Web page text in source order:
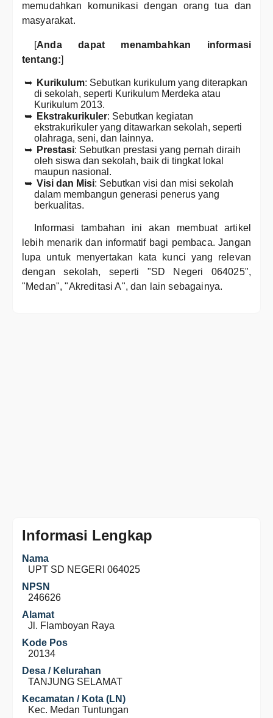
memudahkan komunikasi dengan orang tua dan
masyarakat.
[Anda dapat menambahkan informasi
tentang:]
Kurikulum: Sebutkan kurikulum yang diterapkan
di sekolah, seperti Kurikulum Merdeka atau
Kurikulum 2013.
Ekstrakurikuler: Sebutkan kegiatan
ekstrakurikuler yang ditawarkan sekolah, seperti
olahraga, seni, dan lainnya.
Prestasi: Sebutkan prestasi yang pernah diraih
oleh siswa dan sekolah, baik di tingkat lokal
maupun nasional.
Visi dan Misi: Sebutkan visi dan misi sekolah
dalam membangun generasi penerus yang
berkualitas.
Informasi tambahan ini akan membuat artikel
lebih menarik dan informatif bagi pembaca. Jangan
lupa untuk menyertakan kata kunci yang relevan
dengan sekolah, seperti "SD Negeri 064025",
"Medan", "Akreditasi A", dan lain sebagainya.
Informasi Lengkap
Nama
UPT SD NEGERI 064025
NPSN
246626
Alamat
Jl. Flamboyan Raya
Kode Pos
20134
Desa / Kelurahan
TANJUNG SELAMAT
Kecamatan / Kota (LN)
Kec. Medan Tuntungan